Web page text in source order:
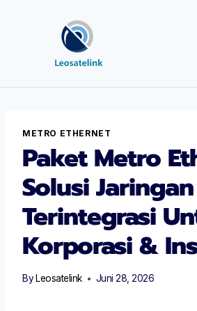
METRO ETHERNET
Paket Metro
Solusi Jaringan
Terintegrasi
Korporasi &
By Leosatelink Juni 28, 2026